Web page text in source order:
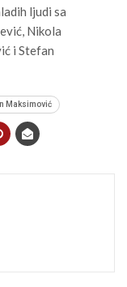
ljudi sa
Nikola
i Stefan
Maksimović